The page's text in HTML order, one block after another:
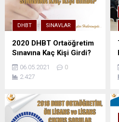
DHBT SINAVLAR
2020 DHBT Ortaöğretim
Sınavına Kaç Kişi Girdi?
06.05.2021
0
2.427